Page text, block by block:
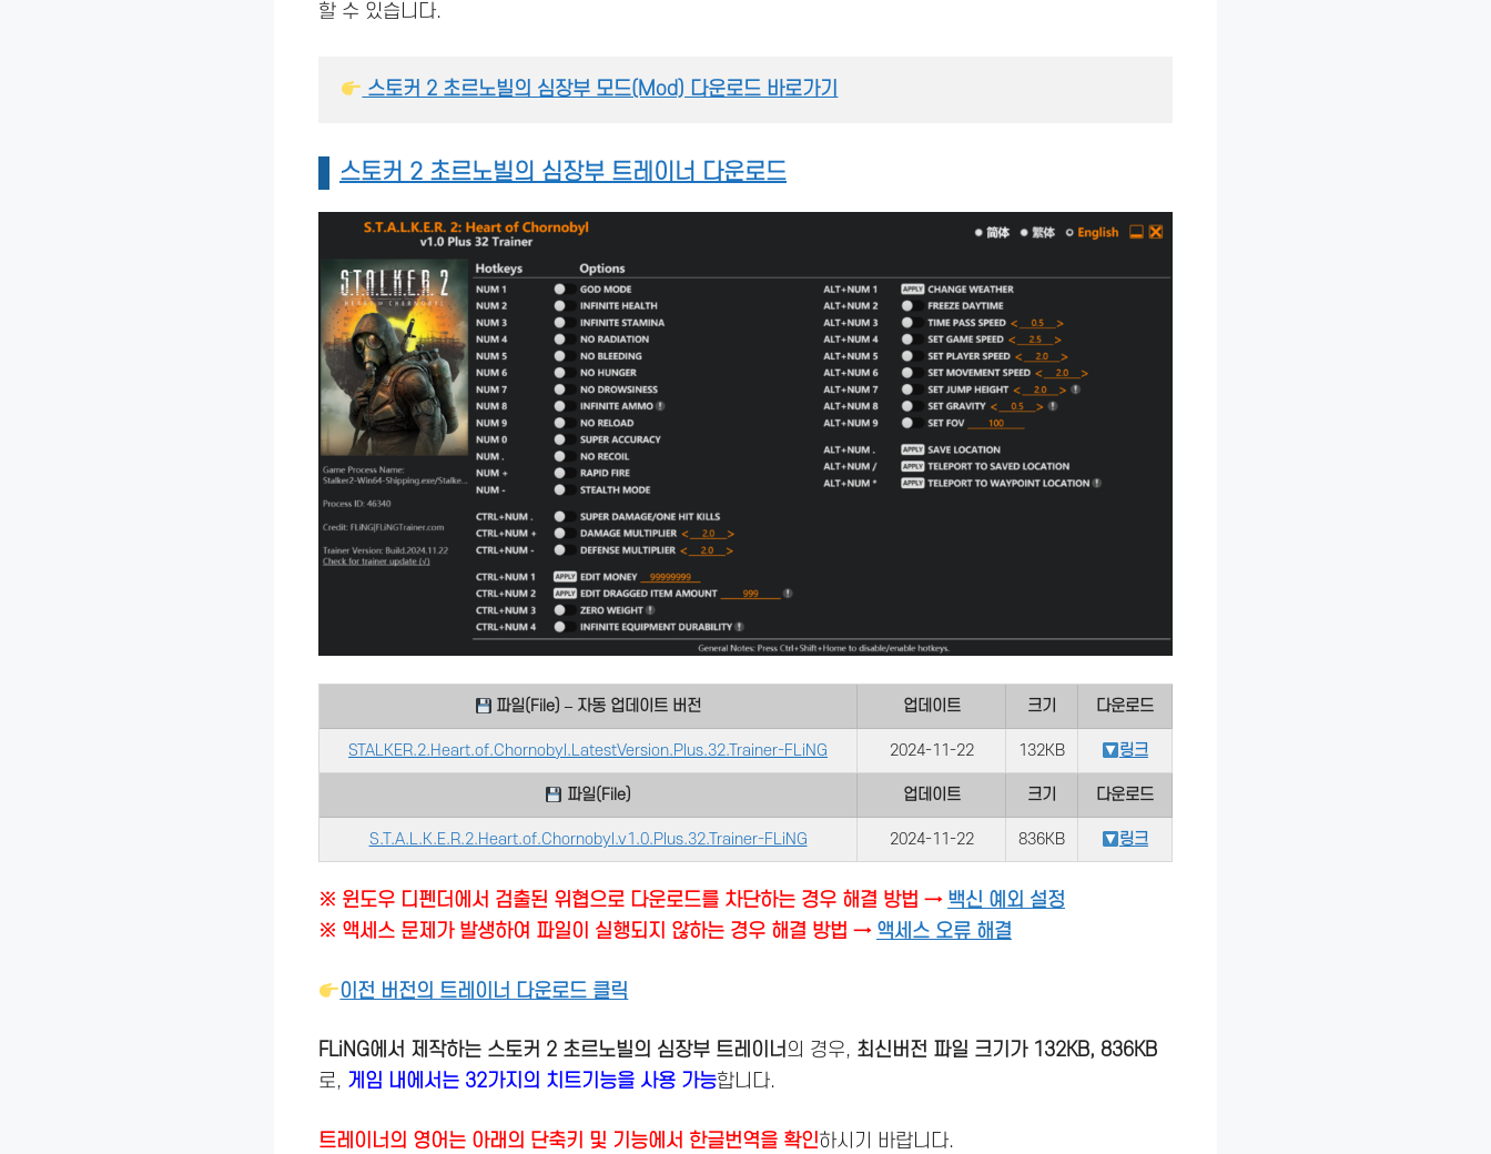
할 수 있습니다.
스토커 2 초르노빌의 심장부 모드(Mod) 다운로드 바로가기
스토커 2 초르노빌의 심장부 트레이너 다운로드
파일(File) – 자동 업데이트 버전 업데이트 크기 다운로드
STALKER.2.Heart.of.Chornobyl.LatestVersion.Plus.32.Trainer-FLiNG 2024-11-22 132KB 링크
파일(File) 업데이트 크기 다운로드
S.T.A.L.K.E.R.2.Heart.of.Chornobyl.v1.0.Plus.32.Trainer-FLiNG 2024-11-22 836KB 링크
※ 윈도우 디펜더에서 검출된 위협으로 다운로드를 차단하는 경우 해결 방법 → 백신 예외 설정
※ 액세스 문제가 발생하여 파일이 실행되지 않하는 경우 해결 방법 → 액세스 오류 해결
이전 버전의 트레이너 다운로드 클릭
FLiNG에서 제작하는 스토커 2 초르노빌의 심장부 트레이너 의 경우, 최신버전 파일 크기가 132KB, 836KB
로, 게임 내에서는 32가지의 치트기능을 사용 가능합니다.
트레이너의 영어는 아래의 단축키 및 기능에서 한글번역을 확인하시기 바랍니다.